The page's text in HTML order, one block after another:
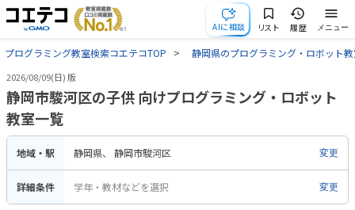
AIに相談 リスト 履歴 メニュー
プログラミング教室検索コエテコTOP 静岡県のプログラミング・ロボット
2026/08/09(日) 版
静岡市駿河区の子供 向けプログラミング・ロボット
教室一覧
地域・駅 静岡県 静岡市駿河区 変更
詳細条件 学年・教材などを選択 変更